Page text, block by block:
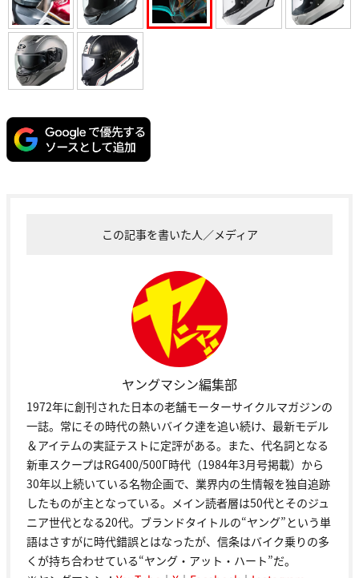
この記事を書いた人／メディア
ヤングマシン編集部
1972年に創刊された日本の老舗モーターサイクルマガジンの
一誌。常にその時代の熱いバイク達を追い続け、最新モデル
＆アイテムの実証テストに定評がある。また、代名詞となる
新車スクープはRG400/500Γ時代（1984年3月号掲載）から
30年以上続いている名物企画で、業界内の生情報を独自追跡
したものが主となっている。メイン読者層は50代とそのジュ
ニア世代となる20代。ブランドタイトルの“ヤング”という単
語はさすがに時代錯誤とはなったが、信条はバイク乗りの多
くが持ち合わせている“ヤング・アット・ハート”だ。